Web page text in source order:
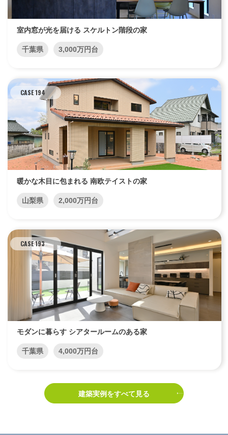
室内窓が光を届ける スケルトン階段の家
千葉県 3,000万円台
CASE 194
暖かな木目に包まれる 南欧テイストの家
山梨県 2,000万円台
CASE 193
モダンに暮らす シアタールームのある家
千葉県 4,000万円台
建築実例をすべて見る